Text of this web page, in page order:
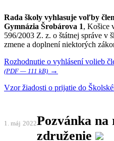
Rada školy vyhlasuje voľby
Gymnázia Šrobárova 1, Košice
596/2003 Z. z. o štátnej správe v
zmene a doplnení niektorých
Rozhodnutie o vyhlásení volieb
(PDF — 111 kB) →
Vzor žiadosti o prijatie do
1. máj 2022Pozvánka na
združenie